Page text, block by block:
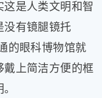
这是人类文明和智
没有镜腿镜托
的眼科博物馆就
戴上简洁方便的框